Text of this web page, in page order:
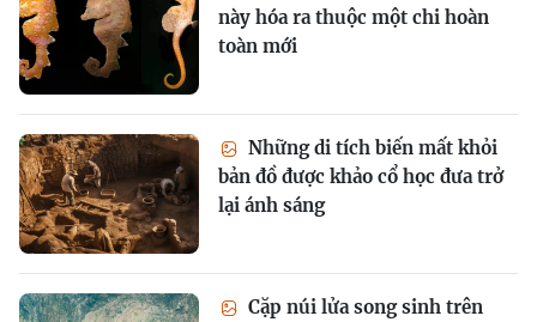
này hóa ra thuộc một chi hoàn
toàn mới
Những di tích biến mất khỏi
bản đồ được khảo cổ học đưa trở
lại ánh sáng
Cặp núi lửa song sinh trên